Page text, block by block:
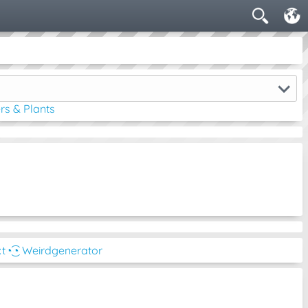
& Plants
◔͜͡◔ Weirdgenerator